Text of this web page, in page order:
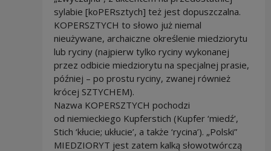
sylabie [koPERsztych] też jest dopuszczalna.
KOPERSZTYCH to słowo już niemal
nieużywane, archaiczne określenie miedziorytu
lub ryciny (najpierw tylko ryciny wykonanej
przez odbicie miedziorytu na specjalnej prasie,
później – po prostu ryciny, zwanej również
krócej SZTYCHEM).
Nazwa KOPERSZTYCH pochodzi
od niemieckiego Kupferstich (Kupfer ‘miedź’,
Stich ‘kłucie; ukłucie’, a także ‘rycina’). „Polski”
MIEDZIORYT jest zatem kalką słowotwórczą